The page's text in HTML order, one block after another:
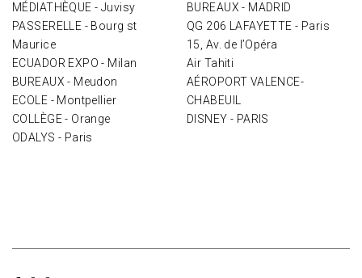
MÉDIATHÈQUE - Juvisy
PASSERELLE - Bourg st
Maurice
ECUADOR EXPO - Milan
BUREAUX - Meudon
ECOLE - Montpellier
COLLÈGE - Orange
ODALYS - Paris
BUREAUX - MADRID
QG 206 LAFAYETTE - Paris
15, Av. de l’Opéra
Air Tahiti
AÉROPORT VALENCE-
CHABEUIL
DISNEY - PARIS